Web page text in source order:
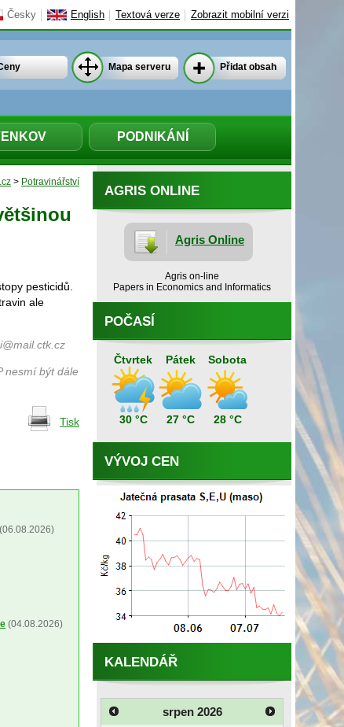
Česky English Textová verze Zobrazit mobilní verzi
PODNIKÁNÍ
Mapa serveru Přidat obsah
> Potravinářství
pesticidů.
ale
nesmí být dále
Tisk
(06.08.2026)
(04.08.2026)
AGRIS ONLINE
Agris Online
Agris on-line
Papers in Economics and Informatics
POČASÍ
Čtvrtek
30 °C
Pátek
27 °C
Sobota
28 °C
VÝVOJ CEN
KALENDÁŘ
srpen 2026